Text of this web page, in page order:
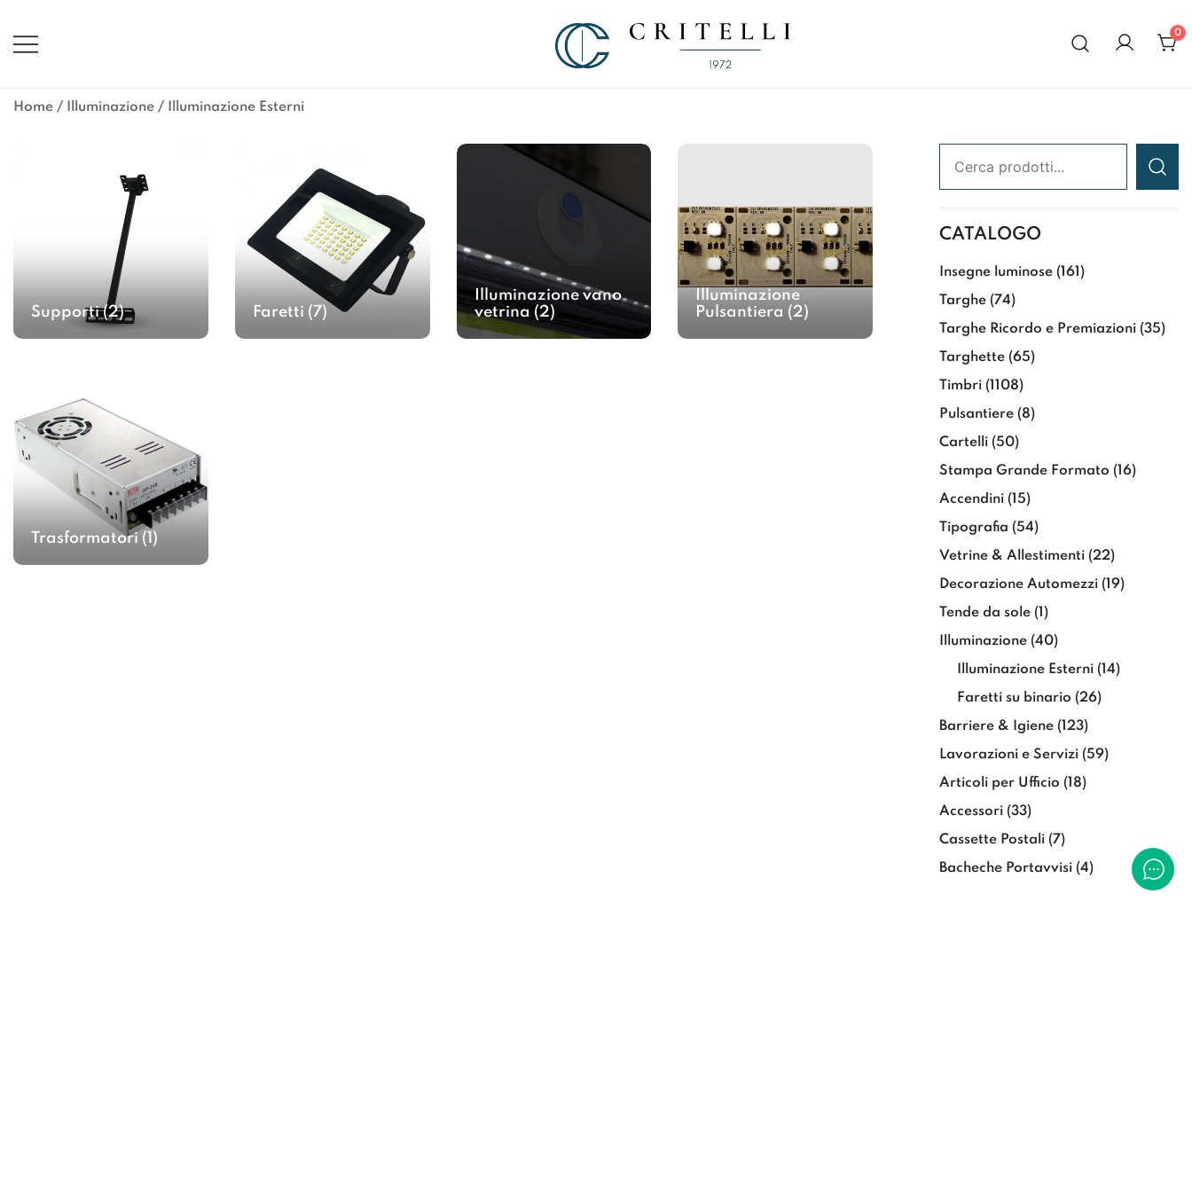
contenuto
0
Home / Illuminazione / Illuminazione Esterni
Supporti(2) Faretti (7)
Illuminazione vano
vetrina (2)
Illuminazione
Pulsantiera (2)
Trasformatori (1)
CATALOGO
Insegne luminose (161)
Targhe (74)
Targhe Ricordo e Premiazioni (35)
Targhette (65)
Timbri (1108)
Pulsantiere (8)
Cartelli (50)
Stampa Grande Formato (16)
Accendini (15)
Tipografia (54)
Vetrine & Allestimenti (22)
Decorazione Automezzi (19)
Tende da sole (1)
Illuminazione (40)
Illuminazione Esterni (14)
Faretti su binario (26)
Barriere & Igiene (123)
Lavorazioni e Servizi (59)
Articoli per Ufficio (18)
Accessori (33)
Cassette Postali (7)
Bacheche Portavvisi (4)